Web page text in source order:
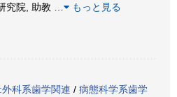
究院, 助教
もっと見る
科系歯学関連 / 病態科学系歯学